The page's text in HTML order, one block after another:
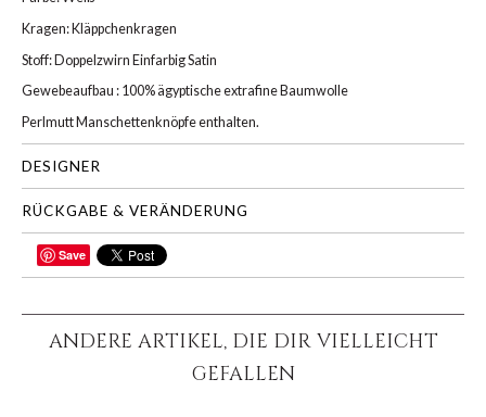
Kragen: Kläppchenkragen
Stoff: Doppelzwirn Einfarbig Satin
Gewebeaufbau : 100% ägyptische extrafine Baumwolle
Perlmutt Manschettenknöpfe enthalten.
DESIGNER
RÜCKGABE & VERÄNDERUNG
TEILEN
Save
ANDERE ARTIKEL, DIE DIR VIELLEICHT
GEFALLEN